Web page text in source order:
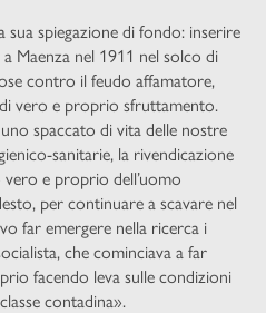
spiegazione di fondo: inserire
Maenza nel 1911 nel solco di
contro il feudo affamatore,
vero e proprio sfruttamento.
spaccato di vita delle nostre
sanitarie, la rivendicazione
e proprio dell’uomo
per continuare a scavare nel
far emergere nella ricerca i
che cominciava a far
facendo leva sulle condizioni
contadina».